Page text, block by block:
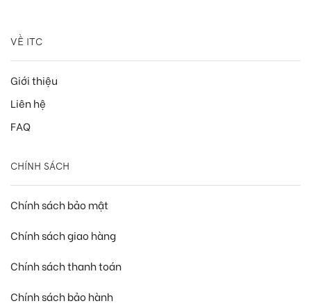
VỀ ITC
Giới thiệu
Liên hệ
FAQ
CHÍNH SÁCH
Chính sách bảo mật
Chính sách giao hàng
Chính sách thanh toán
Chính sách bảo hành